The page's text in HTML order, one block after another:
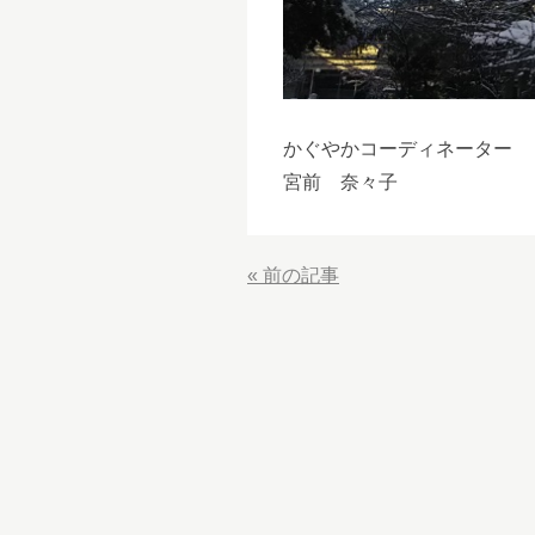
かぐやかコーディネーター
宮前 奈々子
« 前の記事